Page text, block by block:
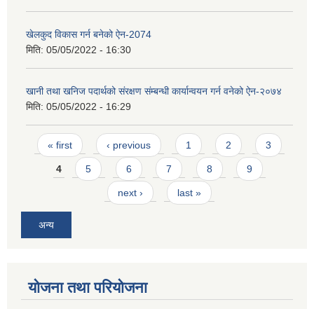
खेलकुद विकास गर्न बनेको ऐन-2074
मिति: 05/05/2022 - 16:30
खानी तथा खनिज पदार्थको संरक्षण संम्बन्धी कार्यान्वयन गर्न वनेको ऐन-२०७४
मिति: 05/05/2022 - 16:29
Pages
« first ‹ previous 1 2 3
4 5 6 7 8 9
next › last »
अन्य
योजना तथा परियोजना